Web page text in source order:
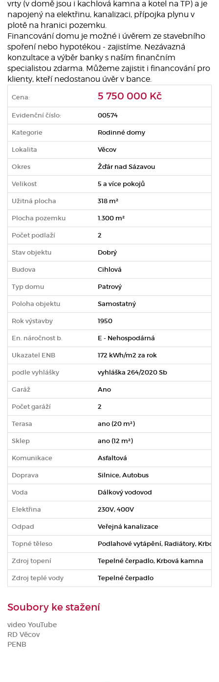
vrty (v domě jsou i kachlová kamna a kotel na TP) a je
napojený na elektřinu, kanalizaci, přípojka plynu v
plotě na hranici pozemku.
Financování domu je možné i úvěrem ze stavebního
spoření nebo hypotékou - zajistíme. Nezávazná
konzultace a výběr banky s naším finančním
specialistou zdarma. Můžeme zajistit i financování pro
klienty, kteří nedostanou úvěr v bance.
Cena: 5 750 000 Kč
Evidenční číslo: 00574
Kategorie Rodinné domy
Lokalita Věcov
Okres Žďár nad Sázavou
Velikost 5 a více pokojů
Užitná plocha 318 m²
Plocha pozemku 1.300 m²
Počet podlaží 2
Stav objektu Dobrý
Budova Cihlová
Typ domu Patrový
Poloha objektu Samostatný
Rok výstavby 1950
En. náročnost b. E - Nehospodárná
Ukazatel ENB 172 kWh/m2 za rok
podle vyhlášky vyhláška 264/2020 Sb
Garáž Ano
Počet garáží 2
Terasa ano (20 m²)
Sklep ano (12 m²)
Komunikace Asfaltová
Doprava Silnice, Autobus
Voda Dálkový vodovod
Elektřina 230V, 400V
Odpad Veřejná kanalizace
Topné těleso Podlahové vytápění, Radiátory,
Zdroj topení Tepelné čerpadlo, Krbová kamna
Zdroj teplé vody Tepelné čerpadlo
Soubory ke stažení
video YouTube
RD Věcov
PENB